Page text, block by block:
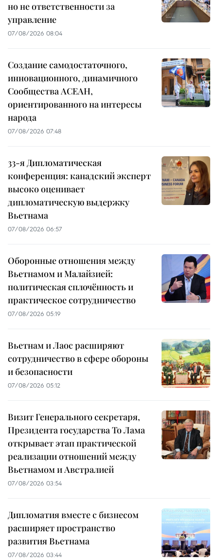
но не ответственности за
управление
07/08/2026 08:04
Создание самодостаточного,
инновационного, динамичного
Сообщества АСЕАН,
ориентированного на интересы
народа
07/08/2026 07:48
33-я Дипломатическая
конференция: канадский эксперт
высоко оценивает
дипломатическую выдержку
Вьетнама
07/08/2026 06:57
Оборонные отношения между
Вьетнамом и Малайзией:
политическая сплочённость и
практическое сотрудничество
07/08/2026 05:19
Вьетнам и Лаос расширяют
сотрудничество в сфере обороны
и безопасности
07/08/2026 05:12
Визит Генерального секретаря,
Президента государства То Лама
открывает этап практической
реализации отношений между
Вьетнамом и Австралией
07/08/2026 03:54
Дипломатия вместе с бизнесом
расширяет пространство
развития Вьетнама
07/08/2026 03:44